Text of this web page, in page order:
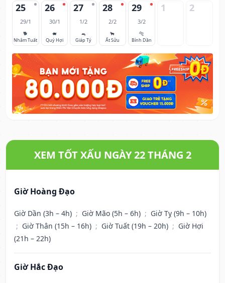
25
29/1
🐕
Nhâm Tuất
26
30/1
🐖
Quý Hợi
27
1/2
🐀
Giáp Tý
28
2/2
🐂
Ất Sửu
29
3/2
🐅
Bính Dần
1 2
XEM TỐT XẤU NGÀY 22 THÁNG 2
Giờ Hoàng Đạo
Giờ Dần (3h – 4h) ; Giờ Mão (5h – 6h) ; Giờ Tỵ (9h – 10h)
; Giờ Thân (15h – 16h) ; Giờ Tuất (19h – 20h) ; Giờ Hợi
(21h – 22h)
Giờ Hắc Đạo